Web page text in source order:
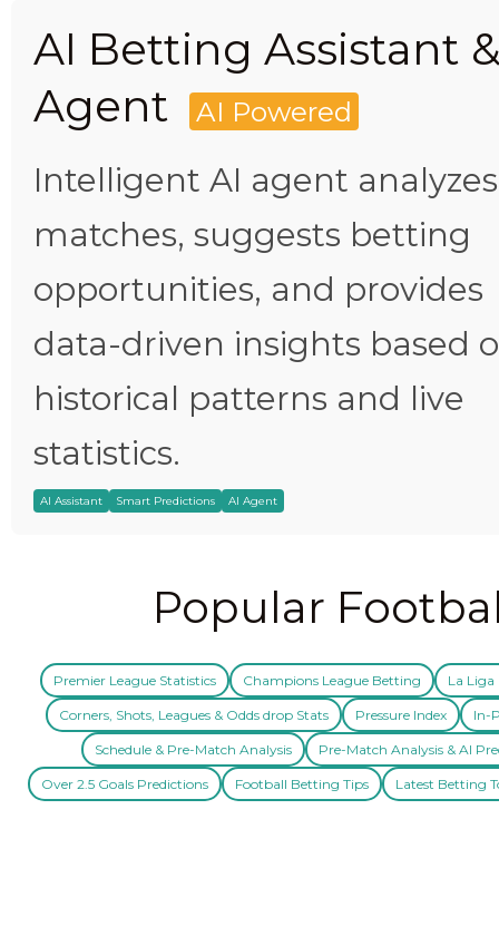
AI Betting Assistant
Agent
AI Powered
Intelligent AI agent analyzes
matches, suggests betting
opportunities, and provides
data-driven insights based
historical patterns and live
statistics.
AI Assistant Smart Predictions AI Agent
Popular
Premier League Statistics Champions League Betting La Liga
Corners, Shots, Leagues & Odds drop Stats Pressure Index In-
Schedule & Pre-Match Analysis Pre-Match Analysis & AI
Over 2.5 Goals Predictions Football Betting Tips Latest Betting